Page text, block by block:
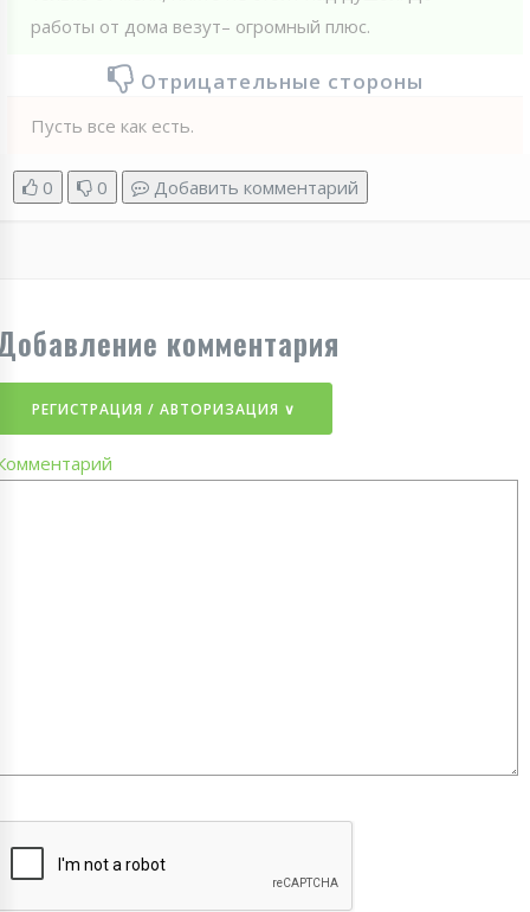
работы от дома везут– огромный плюс.
Отрицательные стороны
Пусть все как есть.
0 0 Добавить комментарий
комментария
РЕГИСТРАЦИЯ / АВТОРИЗАЦИЯ ∨